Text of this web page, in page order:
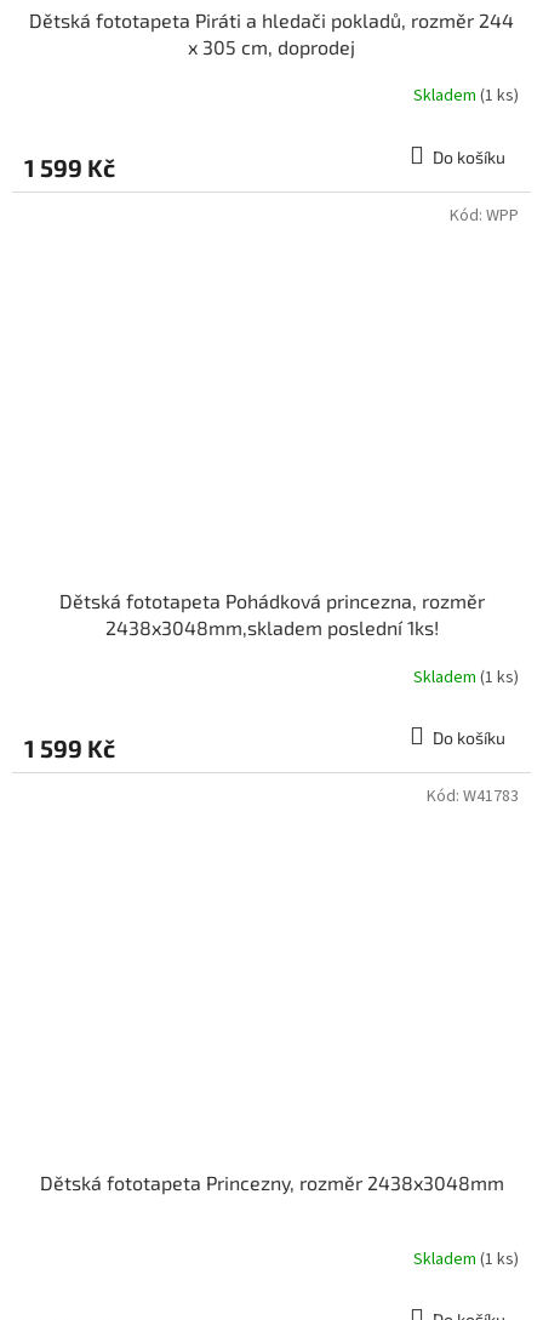
Dětská fototapeta Piráti a hledači pokladů, rozměr 244
x 305 cm, doprodej
Skladem (1 ks)
1 599 Kč Do košíku
Dětská fototapeta Pohádková princezna, rozměr
2438x3048mm,skladem poslední 1ks!
Skladem (1 ks)
1 599 Kč Do košíku
Kód: WPP
Dětská fototapeta Princezny, rozměr 2438x3048mm
Skladem (1 ks)
Kód: W41783